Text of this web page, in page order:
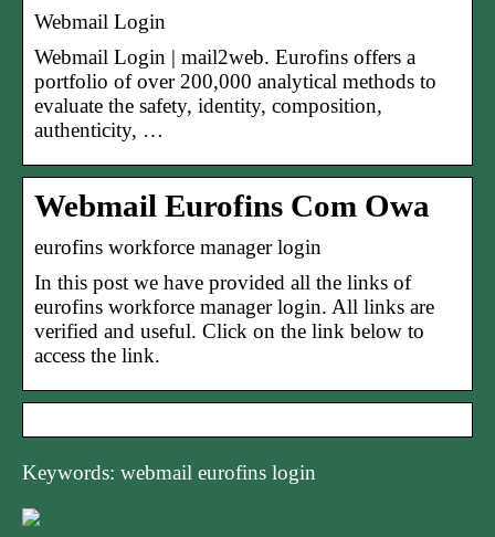
Webmail Login
Webmail Login | mail2web. Eurofins offers a
portfolio of over 200,000 analytical methods to
evaluate the safety, identity, composition,
authenticity, …
Webmail Eurofins Com Owa
eurofins workforce manager login
In this post we have provided all the links of
eurofins workforce manager login. All links are
verified and useful. Click on the link below to
access the link.
Keywords: webmail eurofins login